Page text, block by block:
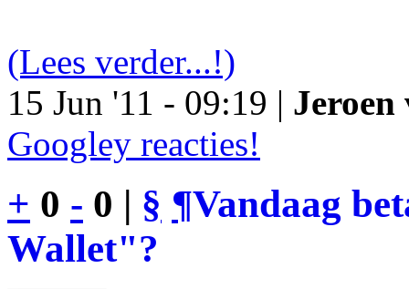
(Lees verder...!)
15 Jun '11 - 09:19 | Jeroen
Googley reacties!
+ 0 - 0 | § ¶Vandaag
Wallet"?